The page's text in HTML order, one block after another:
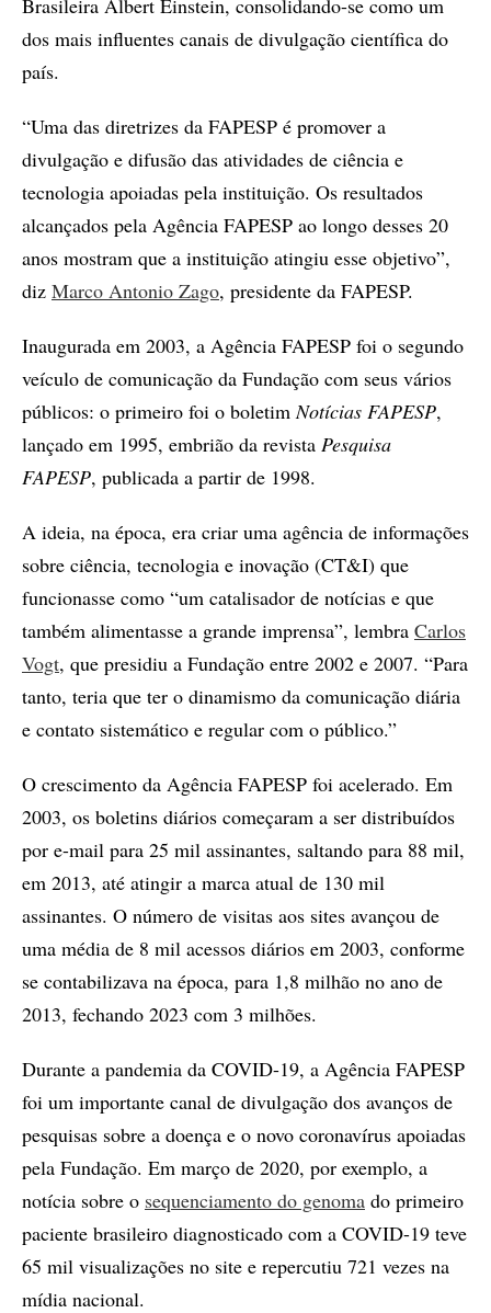
Brasileira Albert Einstein, consolidando-se como um
dos mais influentes canais de divulgação científica do
país.
“Uma das diretrizes da FAPESP é promover a
divulgação e difusão das atividades de ciência e
tecnologia apoiadas pela instituição. Os resultados
alcançados pela Agência FAPESP ao longo desses 20
anos mostram que a instituição atingiu esse objetivo”,
diz Marco Antonio Zago, presidente da FAPESP.
Inaugurada em 2003, a Agência FAPESP foi o segundo
veículo de comunicação da Fundação com seus vários
públicos: o primeiro foi o boletimNotícias FAPESP,
lançado em 1995, embrião da revista Pesquisa
FAPESP, publicada a partir de 1998.
A ideia, na época, era criar uma agência de informações
sobre ciência, tecnologia e inovação (CT&I) que
funcionasse como “um catalisador de notícias e que
também alimentasse a grande imprensa”, lembra Carlos
Vogt, que presidiu a Fundação entre 2002 e 2007. “Para
tanto, teria que ter o dinamismo da comunicação diária
e contato sistemático e regular com o público.”
O crescimento da Agência FAPESP foi acelerado. Em
2003, os boletins diários começaram a ser distribuídos
por e-mail para 25 mil assinantes, saltando para 88 mil,
em 2013, até atingir a marca atual de 130 mil
assinantes. O número de visitas aos sites avançou de
uma média de 8 mil acessos diários em 2003, conforme
se contabilizava na época, para 1,8 milhão no ano de
2013, fechando 2023 com 3 milhões.
Durante a pandemia da COVID-19, a Agência FAPESP
foi um importante canal de divulgação dos avanços de
pesquisas sobre a doença e o novo coronavírus apoiadas
pela Fundação. Em março de 2020, por exemplo, a
notícia sobre o sequenciamento do genoma do primeiro
paciente brasileiro diagnosticado com a COVID-19 teve
65 mil visualizações no site e repercutiu 721 vezes na
mídia nacional.